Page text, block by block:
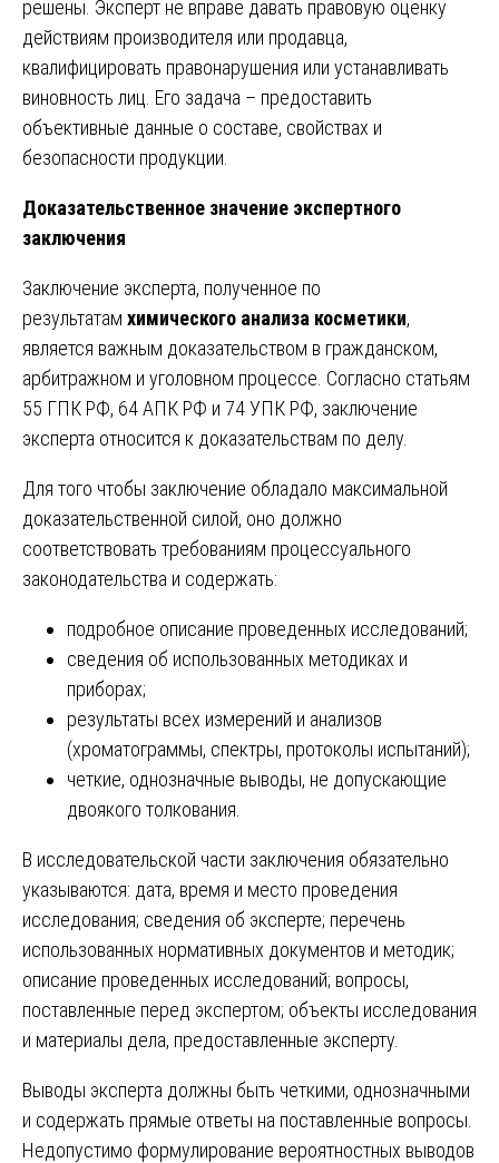
решены. Эксперт не вправе давать правовую оценку
действиям производителя или продавца,
квалифицировать правонарушения или устанавливать
виновность лиц. Его задача – предоставить
объективные данные о составе, свойствах и
безопасности продукции.
Доказательственное значение экспертного
заключения
Заключение эксперта, полученное по
результатам химического анализа косметики,
является важным доказательством в гражданском,
арбитражном и уголовном процессе. Согласно статьям
55 ГПК РФ, 64 АПК РФ и 74 УПК РФ, заключение
эксперта относится к доказательствам по делу.
Для того чтобы заключение обладало максимальной
доказательственной силой, оно должно
соответствовать требованиям процессуального
законодательства и содержать:
подробное описание проведенных исследований;
сведения об использованных методиках и
приборах;
результаты всех измерений и анализов
(хроматограммы, спектры, протоколы испытаний);
четкие, однозначные выводы, не допускающие
двоякого толкования.
В исследовательской части заключения обязательно
указываются: дата, время и место проведения
исследования; сведения об эксперте; перечень
использованных нормативных документов и методик;
описание проведенных исследований; вопросы,
поставленные перед экспертом; объекты исследования
и материалы дела, предоставленные эксперту.
Выводы эксперта должны быть четкими, однозначными
и содержать прямые ответы на поставленные вопросы.
Недопустимо формулирование вероятностных выводов